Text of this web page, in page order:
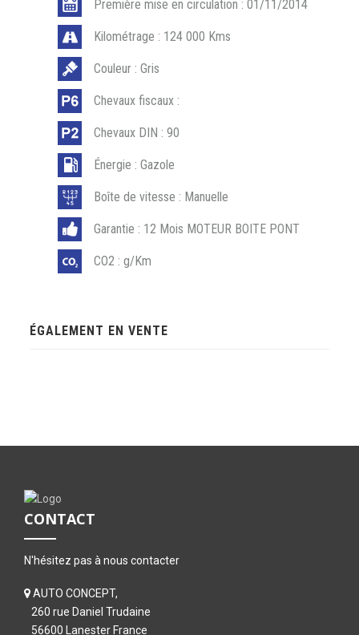
Première mise en circulation : 01/11/2014
Kilométrage : 124 000 Kms
Couleur : Gris
Chevaux fiscaux :
Chevaux DIN : 90
Énergie : Gazole
Boîte de vitesse : Manuelle
Garantie : 12 Mois MOTEUR BOITE PONT
CO2 : g/Km
ÉGALEMENT EN VENTE
CONTACT
N'hésitez pas à nous contacter
AUTO CONCEPT,
260 rue Daniel Trudaine
56600 Lanester France